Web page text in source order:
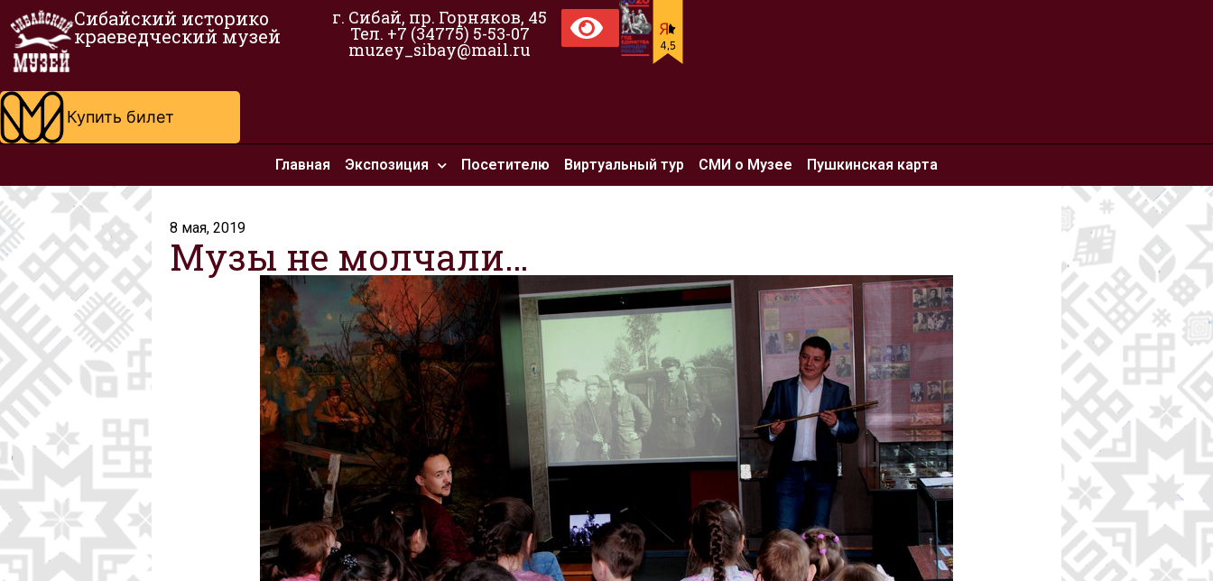
Сибайский историко
краеведческий музей
г. Сибай, пр. Горняков, 45
Тел. +7 (34775) 5-53-07
muzey_sibay@mail.ru
Купить билет
Главная Экспозиция Посетителю Виртуальный тур СМИ о Музее Пушкинская карта
8 мая, 2019
Музы не молчали…